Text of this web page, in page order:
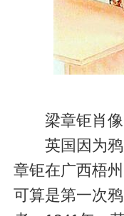
梁章钜肖像
英国因为鸦
章钜在广西梧
可算是第一次